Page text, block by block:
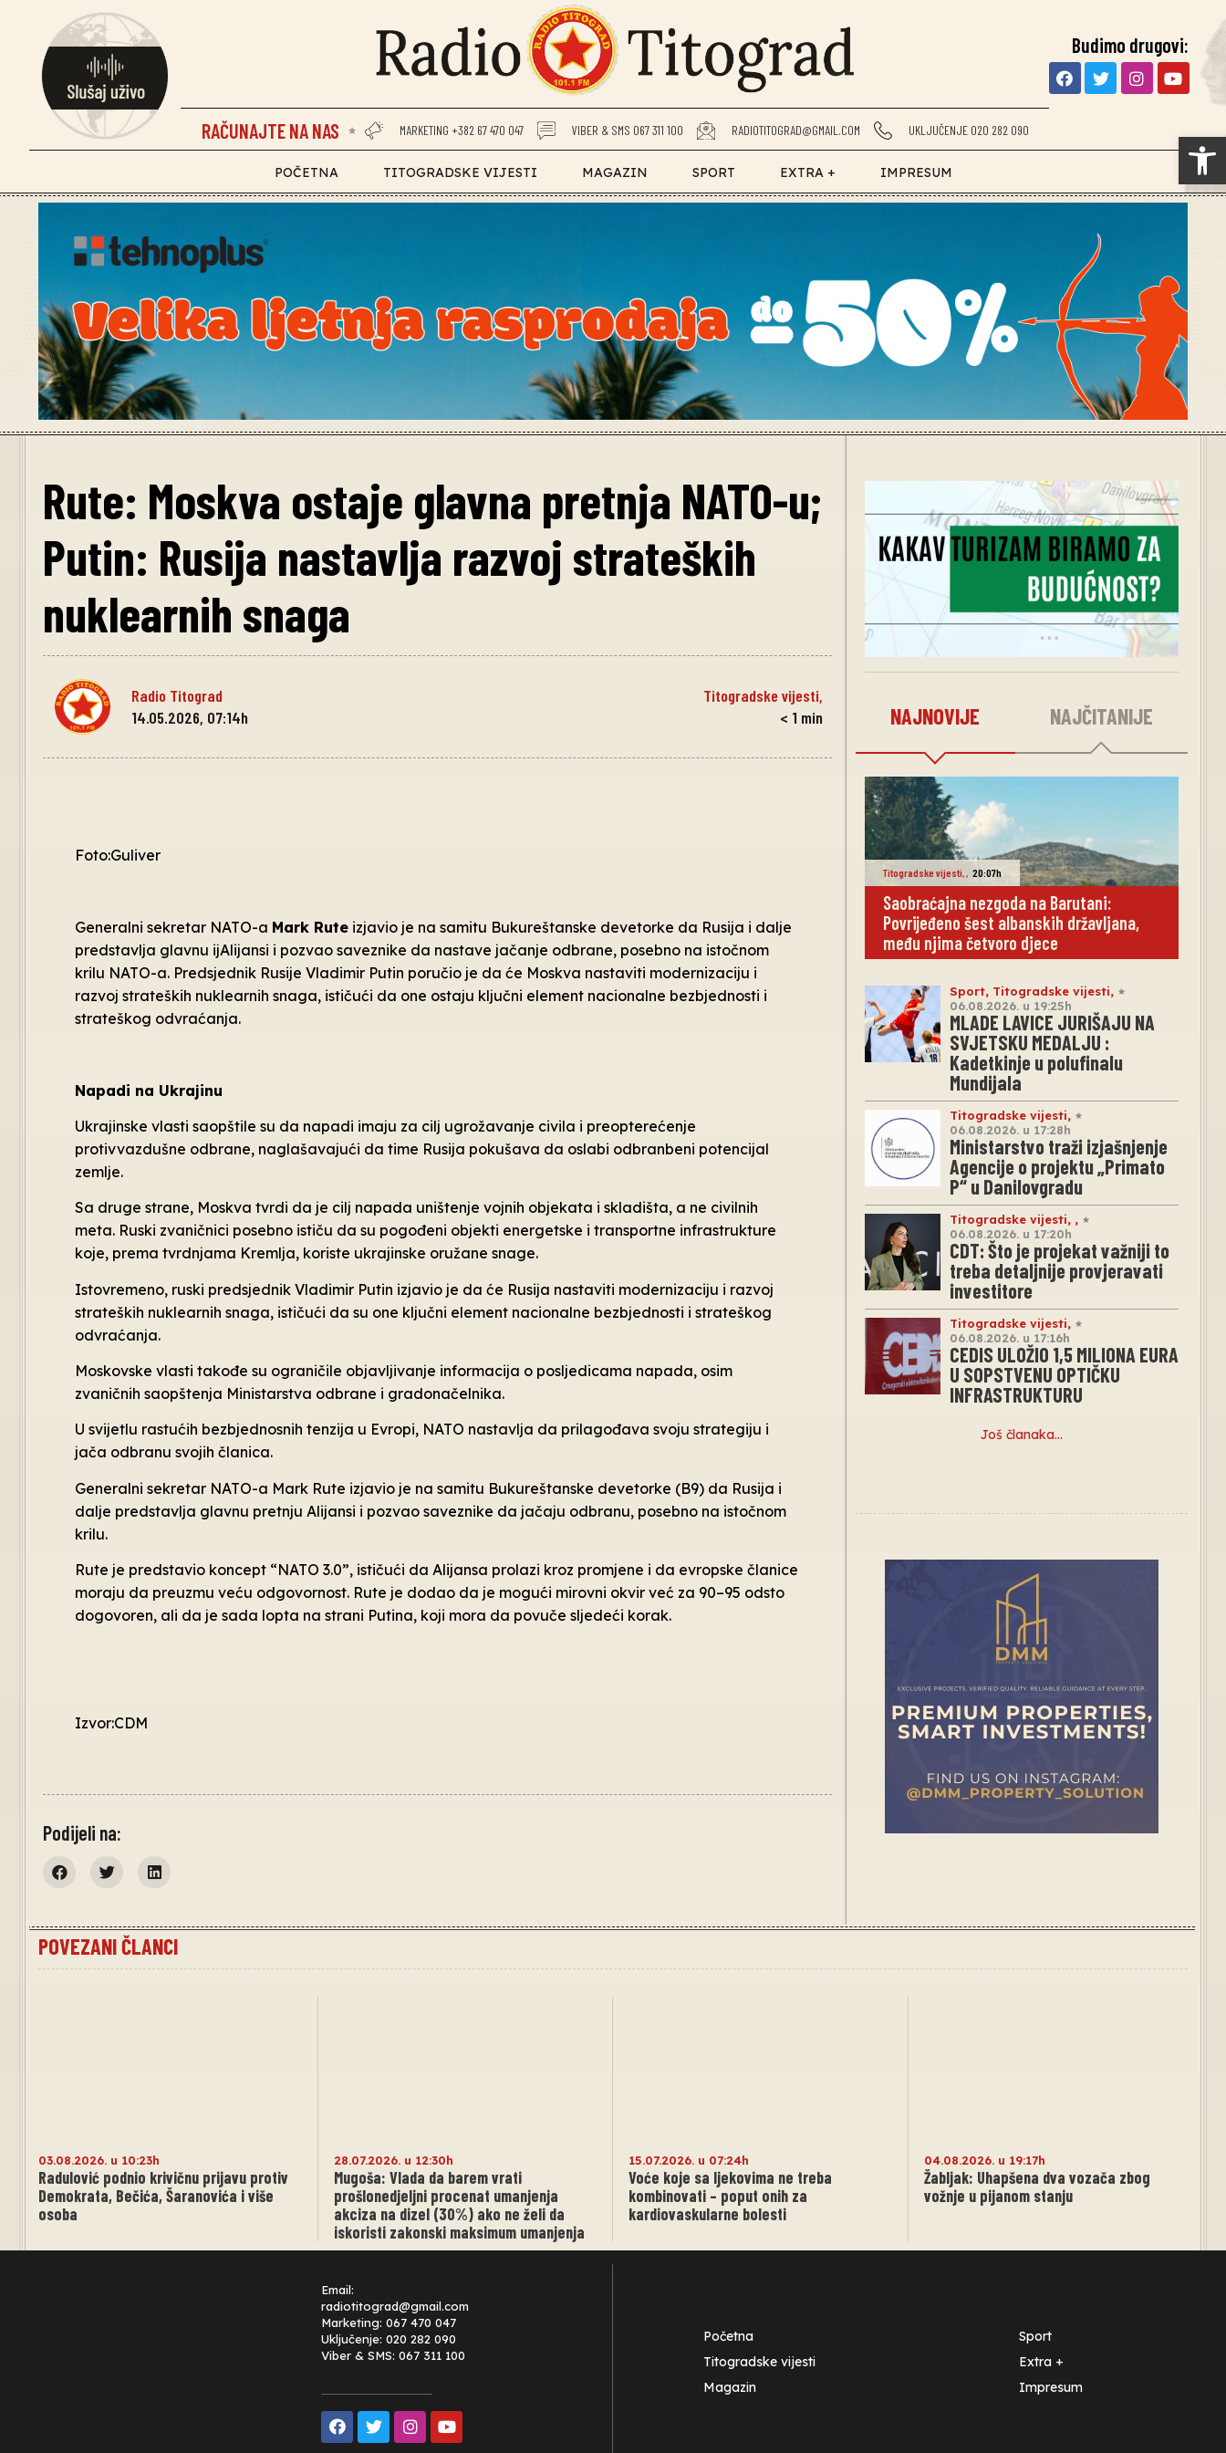
RAČUNAJTE NA NAS MARKETING +382 67 470 047 VIBER & SMS 067 311 100 RADIOTITOGRAD@GMAIL.COM UKLJUČENJE 020 282 090
Budimo drugovi:
POČETNA TITOGRADSKE VIJESTI MAGAZIN SPORT EXTRA + IMPRESUM
Rute: Moskva ostaje glavna pretnja NATO-u;
Putin: Rusija nastavlja razvoj strateških
nuklearnih snaga
Radio Titograd Titogradske vijesti,
14.05.2026, 07:14h
< 1 min
Foto:Guliver
Generalni sekretar NATO-a Mark Rute izjavio je na samitu Bukureštanske devetorke da Rusija i dalje
predstavlja glavnu ijAlijansi i pozvao saveznike da nastave jačanje odbrane, posebno na istočnom
krilu NATO-a. Predsjednik Rusije Vladimir Putin poručio je da će Moskva nastaviti modernizaciju i
razvoj strateških nuklearnih snaga, ističući da one ostaju ključni element nacionalne bezbjednosti i
strateškog odvraćanja.
Napadi na Ukrajinu
Ukrajinske vlasti saopštile su da napadi imaju za cilj ugrožavanje civila i preopterećenje
protivvazdušne odbrane, naglašavajući da time Rusija pokušava da oslabi odbranbeni potencijal
zemlje.
Sa druge strane, Moskva tvrdi da je cilj napada uništenje vojnih objekata i skladišta, a ne civilnih
meta. Ruski zvaničnici posebno ističu da su pogođeni objekti energetske i transportne infrastrukture
koje, prema tvrdnjama Kremlja, koriste ukrajinske oružane snage.
Istovremeno, ruski predsjednik Vladimir Putin izjavio je da će Rusija nastaviti modernizaciju i razvoj
strateških nuklearnih snaga, ističući da su one ključni element nacionalne bezbjednosti i strateškog
odvraćanja.
Moskovske vlasti takođe su ograničile objavljivanje informacija o posljedicama napada, osim
zvaničnih saopštenja Ministarstva odbrane i gradonačelnika.
U svijetlu rastućih bezbjednosnih tenzija u Evropi, NATO nastavlja da prilagođava svoju strategiju i
jača odbranu svojih članica.
Generalni sekretar NATO-a Mark Rute izjavio je na samitu Bukureštanske devetorke (B9) da Rusija i
dalje predstavlja glavnu pretnju Alijansi i pozvao saveznike da jačaju odbranu, posebno na istočnom
krilu.
Rute je predstavio koncept “NATO 3.0”, ističući da Alijansa prolazi kroz promjene i da evropske članice
moraju da preuzmu veću odgovornost. Rute je dodao da je mogući mirovni okvir već za 90–95 odsto
dogovoren, ali da je sada lopta na strani Putina, koji mora da povuče sljedeći korak.
Izvor:CDM
Podijeli na:
NAJNOVIJE NAJČITANIJE
Titogradske vijesti,, 20:07h
Saobraćajna nezgoda na Barutani:
Povrijeđeno šest albanskih državljana,
među njima četvoro djece
Sport, Titogradske vijesti,
06.08.2026. u 19:25h
MLADE LAVICE JURIŠAJU NA
SVJETSKU MEDALJU :
Kadetkinje u polufinalu
Mundijala
Titogradske vijesti,
06.08.2026. u 17:28h
Ministarstvo traži izjašnjenje
Agencije o projektu „Primato
P“ u Danilovgradu
Titogradske vijesti, ,
06.08.2026. u 17:20h
CDT: Što je projekat važniji to
treba detaljnije provjeravati
investitore
Titogradske vijesti,
06.08.2026. u 17:16h
CEDIS ULOŽIO 1,5 MILIONA EURA
U SOPSTVENU OPTIČKU
INFRASTRUKTURU
Još članaka…
POVEZANI ČLANCI
03.08.2026. u 10:23h
Radulović podnio krivičnu prijavu protiv
Demokrata, Bečića, Šaranovića i više
osoba
28.07.2026. u 12:30h
Mugoša: Vlada da barem vrati
prošlonedjeljni procenat umanjenja
akciza na dizel (30%) ako ne želi da
iskoristi zakonski maksimum umanjenja
15.07.2026. u 07:24h
Voće koje sa ljekovima ne treba
kombinovati – poput onih za
kardiovaskularne bolesti
04.08.2026. u 19:17h
Žabljak: Uhapšena dva vozača zbog
vožnje u pijanom stanju
Email:
radiotitograd@gmail.com
Marketing: 067 470 047
Uključenje: 020 282 090
Viber & SMS: 067 311 100
Početna
Titogradske vijesti
Magazin
Sport
Extra +
Impresum